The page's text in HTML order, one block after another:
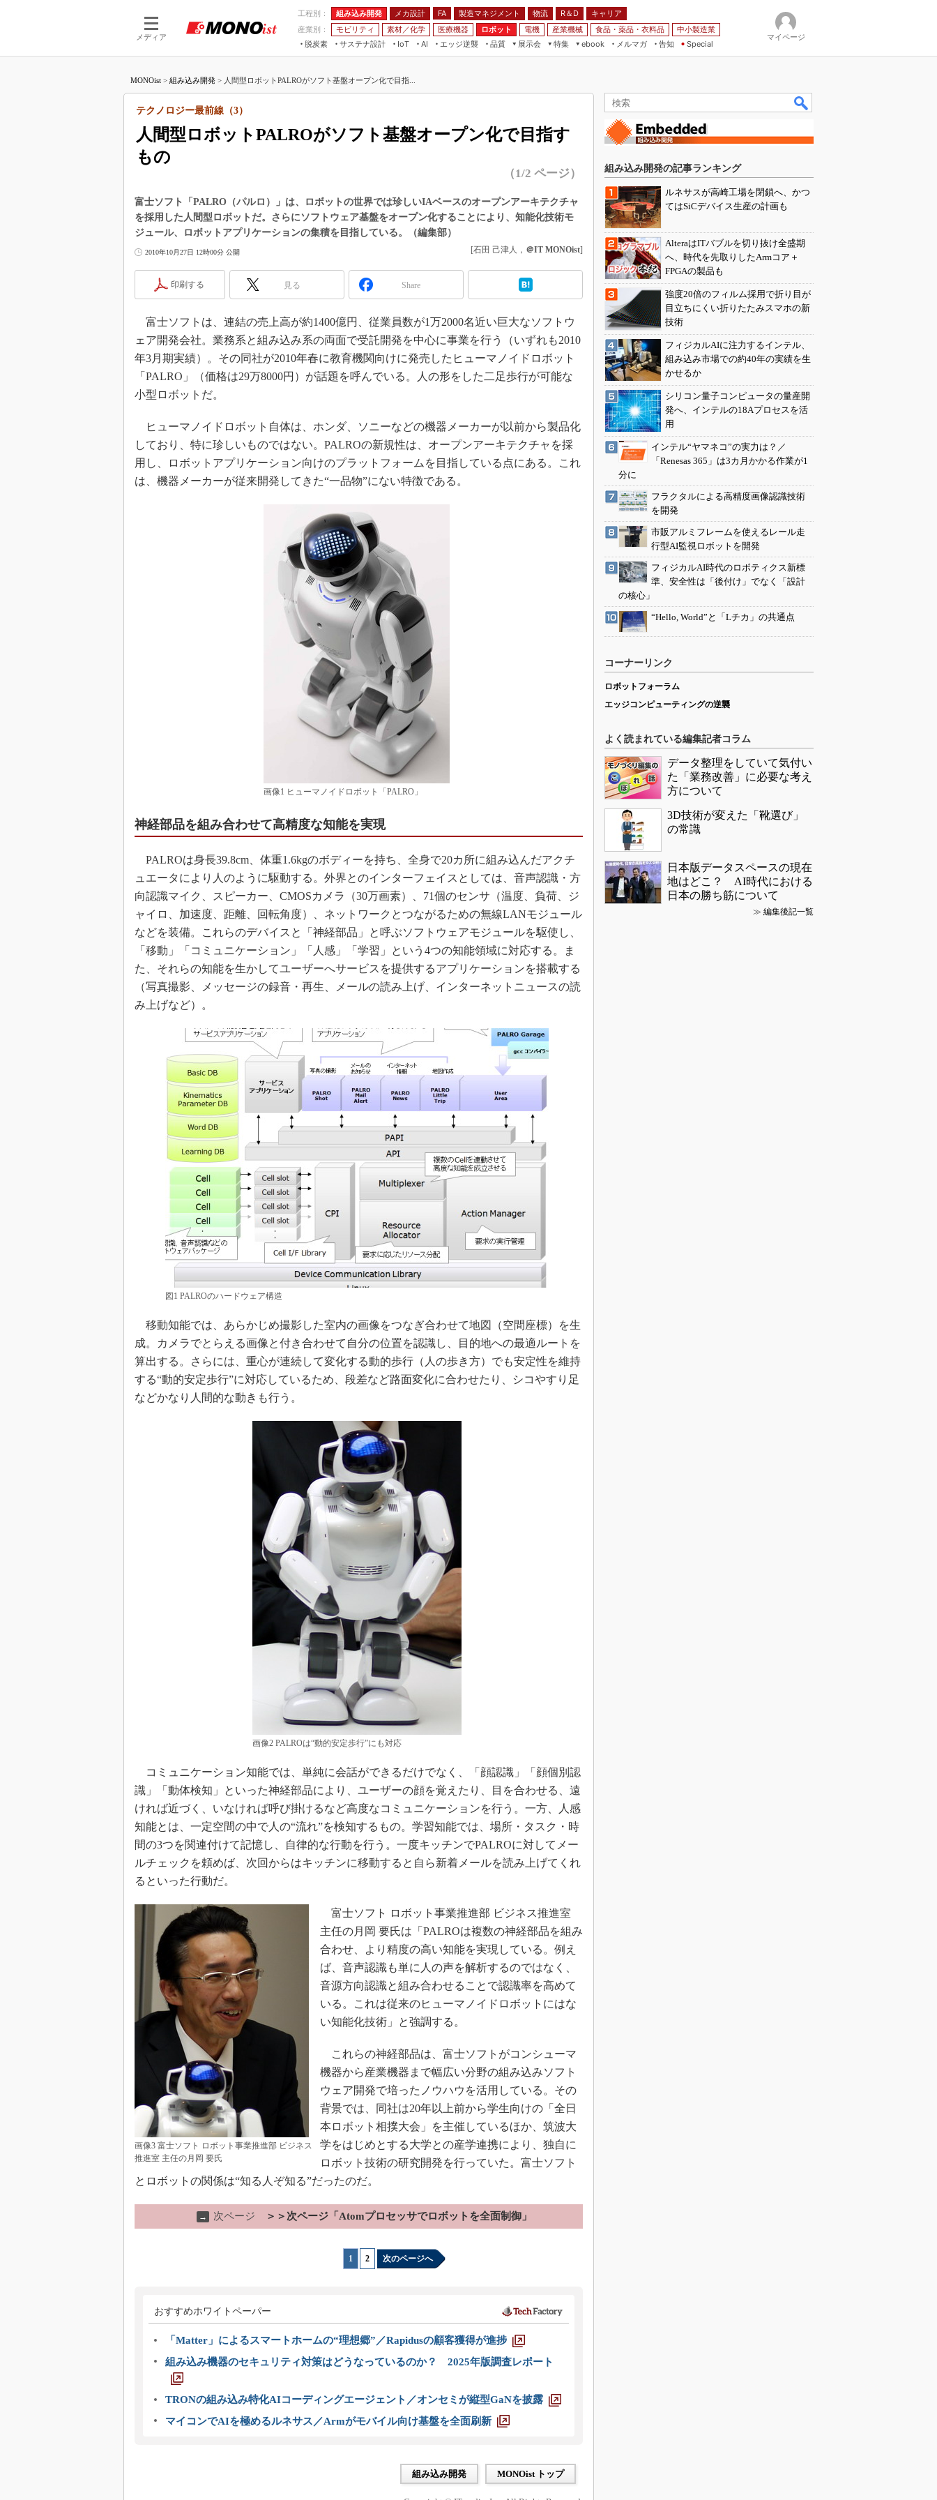
メディア
工程別： 組み込み開発 メカ設計 FA 製造マネジメント 物流 R＆D
キャリア
産業別：
モビリティ 素材／化学 医療機器 ロボット 電機 産業機械 食品・薬品・衣料品
中小製造業
脱炭素
サステナ設計
IoT
つながる工場
AI
AI×設備保全
エッジ逆襲 品質
展示会
JIMTOF
IIFES
TECHNO-FRONTIER
人テク展
スマート工場EXPO
日本ものづくりワールド
産業オープンネット展
特集
つながるクルマ
VR／AR
組み込みモデリング
Windows Embedded
無償設計ツール
3Dプリンタ
デジタルツインとCAE
S＆OP
インダストリー4.0
製造業ビッグデータ
メイドインジャパン
植物工場
知財マネジメント
新型コロナへの対応
ebook
メルマガ
告知 Special
マイページ
MONOist > 組み込み開発 > 人間型ロボットPALROがソフト基盤オープン化で目指...
人間型ロボットPALROがソフト基盤オープン化で目指す
もの
テクノロジー最前線（3）
（1/2 ページ）
富士ソフト「PALRO（パルロ）」は、ロボットの世界では珍しいIAベースのオープンアーキテクチャ
を採用した人間型ロボットだ。さらにソフトウェア基盤をオープン化することにより、知能化技術モ
ジュール、ロボットアプリケーションの集積を目指している。（編集部）
2010年10月27日 12時00分 公開 [石田 己津人， ＠IT MONOist]
印刷する 見る Share
富士ソフトは、連結の売上高が約1400億円、従業員数が1万2000名近い巨大なソフトウ
ェア開発会社。業務系と組み込み系の両面で受託開発を中心に事業を行う（いずれも2010
年3月期実績）。その同社が2010年春に教育機関向けに発売したヒューマノイドロボット
「PALRO」（価格は29万8000円）が話題を呼んでいる。人の形をした二足歩行が可能な
小型ロボットだ。
ヒューマノイドロボット自体は、ホンダ、ソニーなどの機器メーカーが以前から製品化
しており、特に珍しいものではない。PALROの新規性は、オープンアーキテクチャを採
用し、ロボットアプリケーション向けのプラットフォームを目指している点にある。これ
は、機器メーカーが従来開発してきた“一品物”にない特徴である。
画像1 ヒューマノイドロボット「PALRO」
神経部品を組み合わせて高精度な知能を実現
PALROは身長39.8cm、体重1.6kgのボディーを持ち、全身で20カ所に組み込んだアクチ
ュエータにより人のように駆動する。外界とのインターフェイスとしては、音声認識・方
向認識マイク、スピーカー、CMOSカメラ（30万画素）、71個のセンサ（温度、負荷、ジ
ャイロ、加速度、距離、回転角度）、ネットワークとつながるための無線LANモジュール
などを装備。これらのデバイスと「神経部品」と呼ぶソフトウェアモジュールを駆使し、
「移動」「コミュニケーション」「人感」「学習」という4つの知能領域に対応する。ま
た、それらの知能を生かしてユーザーへサービスを提供するアプリケーションを搭載する
（写真撮影、メッセージの録音・再生、メールの読み上げ、インターネットニュースの読
み上げなど）。
図1 PALROのハードウェア構造
移動知能では、あらかじめ撮影した室内の画像をつなぎ合わせて地図（空間座標）を生
成。カメラでとらえる画像と付き合わせて自分の位置を認識し、目的地への最適ルートを
算出する。さらには、重心が連続して変化する動的歩行（人の歩き方）でも安定性を維持
する“動的安定歩行”に対応しているため、段差など路面変化に合わせたり、シコやすり足
などかなり人間的な動きも行う。
画像2 PALROは“動的安定歩行”にも対応
コミュニケーション知能では、単純に会話ができるだけでなく、「顔認識」「顔個別認
識」「動体検知」といった神経部品により、ユーザーの顔を覚えたり、目を合わせる、遠
ければ近づく、いなければ呼び掛けるなど高度なコミュニケーションを行う。一方、人感
知能とは、一定空間の中で人の“流れ”を検知するもの。学習知能では、場所・タスク・時
間の3つを関連付けて記憶し、自律的な行動を行う。一度キッチンでPALROに対してメー
ルチェックを頼めば、次回からはキッチンに移動すると自ら新着メールを読み上げてくれ
るといった行動だ。
画像3 富士ソフト ロボット事業推進部 ビジネス
推進室 主任の月岡 要氏
富士ソフト ロボット事業推進部 ビジネス推進室
主任の月岡 要氏は「PALROは複数の神経部品を組み
合わせ、より精度の高い知能を実現している。例え
ば、音声認識も単に人の声を解析するのではなく、
音源方向認識と組み合わせることで認識率を高めて
いる。これは従来のヒューマノイドロボットにはな
い知能化技術」と強調する。
これらの神経部品は、富士ソフトがコンシューマ
機器から産業機器まで幅広い分野の組み込みソフト
ウェア開発で培ったノウハウを活用している。その
背景では、同社は20年以上前から学生向けの「全日
本ロボット相撲大会」を主催しているほか、筑波大
学をはじめとする大学との産学連携により、独自に
ロボット技術の研究開発を行っていた。富士ソフト
とロボットの関係は“知る人ぞ知る”だったのだ。
→ 次ページ ＞＞次ページ「Atomプロセッサでロボットを全面制御」
1 2 次のページへ
おすすめホワイトペーパー
「Matter」によるスマートホームの“理想郷”／Rapidusの顧客獲得が進捗
組み込み機器のセキュリティ対策はどうなっているのか？ 2025年版調査レポート
TRONの組み込み特化AIコーディングエージェント／オンセミが縦型GaNを披露
マイコンでAIを極めるルネサス／Armがモバイル向け基盤を全面刷新
組み込み開発 MONOist トップ
組み込み開発の記事ランキング
ルネサスが高崎工場を閉鎖へ、かつ
てはSiCデバイス生産の計画も
AlteraはITバブルを切り抜け全盛期
へ、時代を先取りしたArmコア＋
FPGAの製品も
強度20倍のフィルム採用で折り目が
目立ちにくい折りたたみスマホの新
技術
フィジカルAIに注力するインテル、
組み込み市場での約40年の実績を生
かせるか
シリコン量子コンピュータの量産開
発へ、インテルの18Aプロセスを活
用
インテル“ヤマネコ”の実力は？／
「Renesas 365」は3カ月かかる作業が1
分に
フラクタルによる高精度画像認識技術
を開発
市販アルミフレームを使えるレール走
行型AI監視ロボットを開発
フィジカルAI時代のロボティクス新標
準、安全性は「後付け」でなく「設計
の核心」
“Hello, World”と「Lチカ」の共通点
コーナーリンク
ロボットフォーラム
エッジコンピューティングの逆襲
よく読まれている編集記者コラム
データ整理をしていて気付い
た「業務改善」に必要な考え
方について
3D技術が変えた「靴選び」
の常識
日本版データスペースの現在
地はどこ？ AI時代における
日本の勝ち筋について
≫ 編集後記一覧